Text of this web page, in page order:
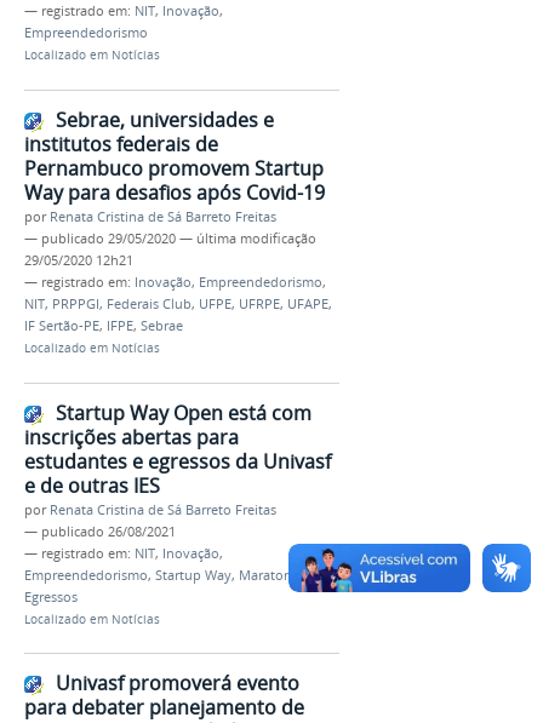
— registrado em: NIT, Inovação,
Empreendedorismo
Localizado em Notícias
Sebrae, universidades e
institutos federais de
Pernambuco promovem Startup
Way para desafios após Covid-19
por Renata Cristina de Sá Barreto Freitas
— publicado 29/05/2020 — última modificação
29/05/2020 12h21
— registrado em: Inovação, Empreendedorismo,
NIT, PRPPGI, Federais Club, UFPE, UFRPE, UFAPE,
IF Sertão-PE, IFPE, Sebrae
Localizado em Notícias
Startup Way Open está com
inscrições abertas para
estudantes e egressos da Univasf
e de outras IES
por Renata Cristina de Sá Barreto Freitas
— publicado 26/08/2021
— registrado em: NIT, Inovação,
Empreendedorismo, Startup Way, Maratona ,
Egressos
Localizado em Notícias
Univasf promoverá evento
para debater planejamento de